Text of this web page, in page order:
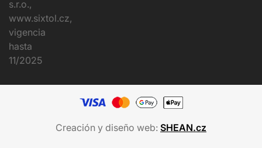
Creación y diseño web: SHEAN.cz